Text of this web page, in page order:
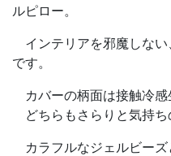
ルピロー。
インテリアを邪魔しな
です。
カバーの柄面は接触冷
どちらもさらりと気持ち
カラフルなジェルビーズ